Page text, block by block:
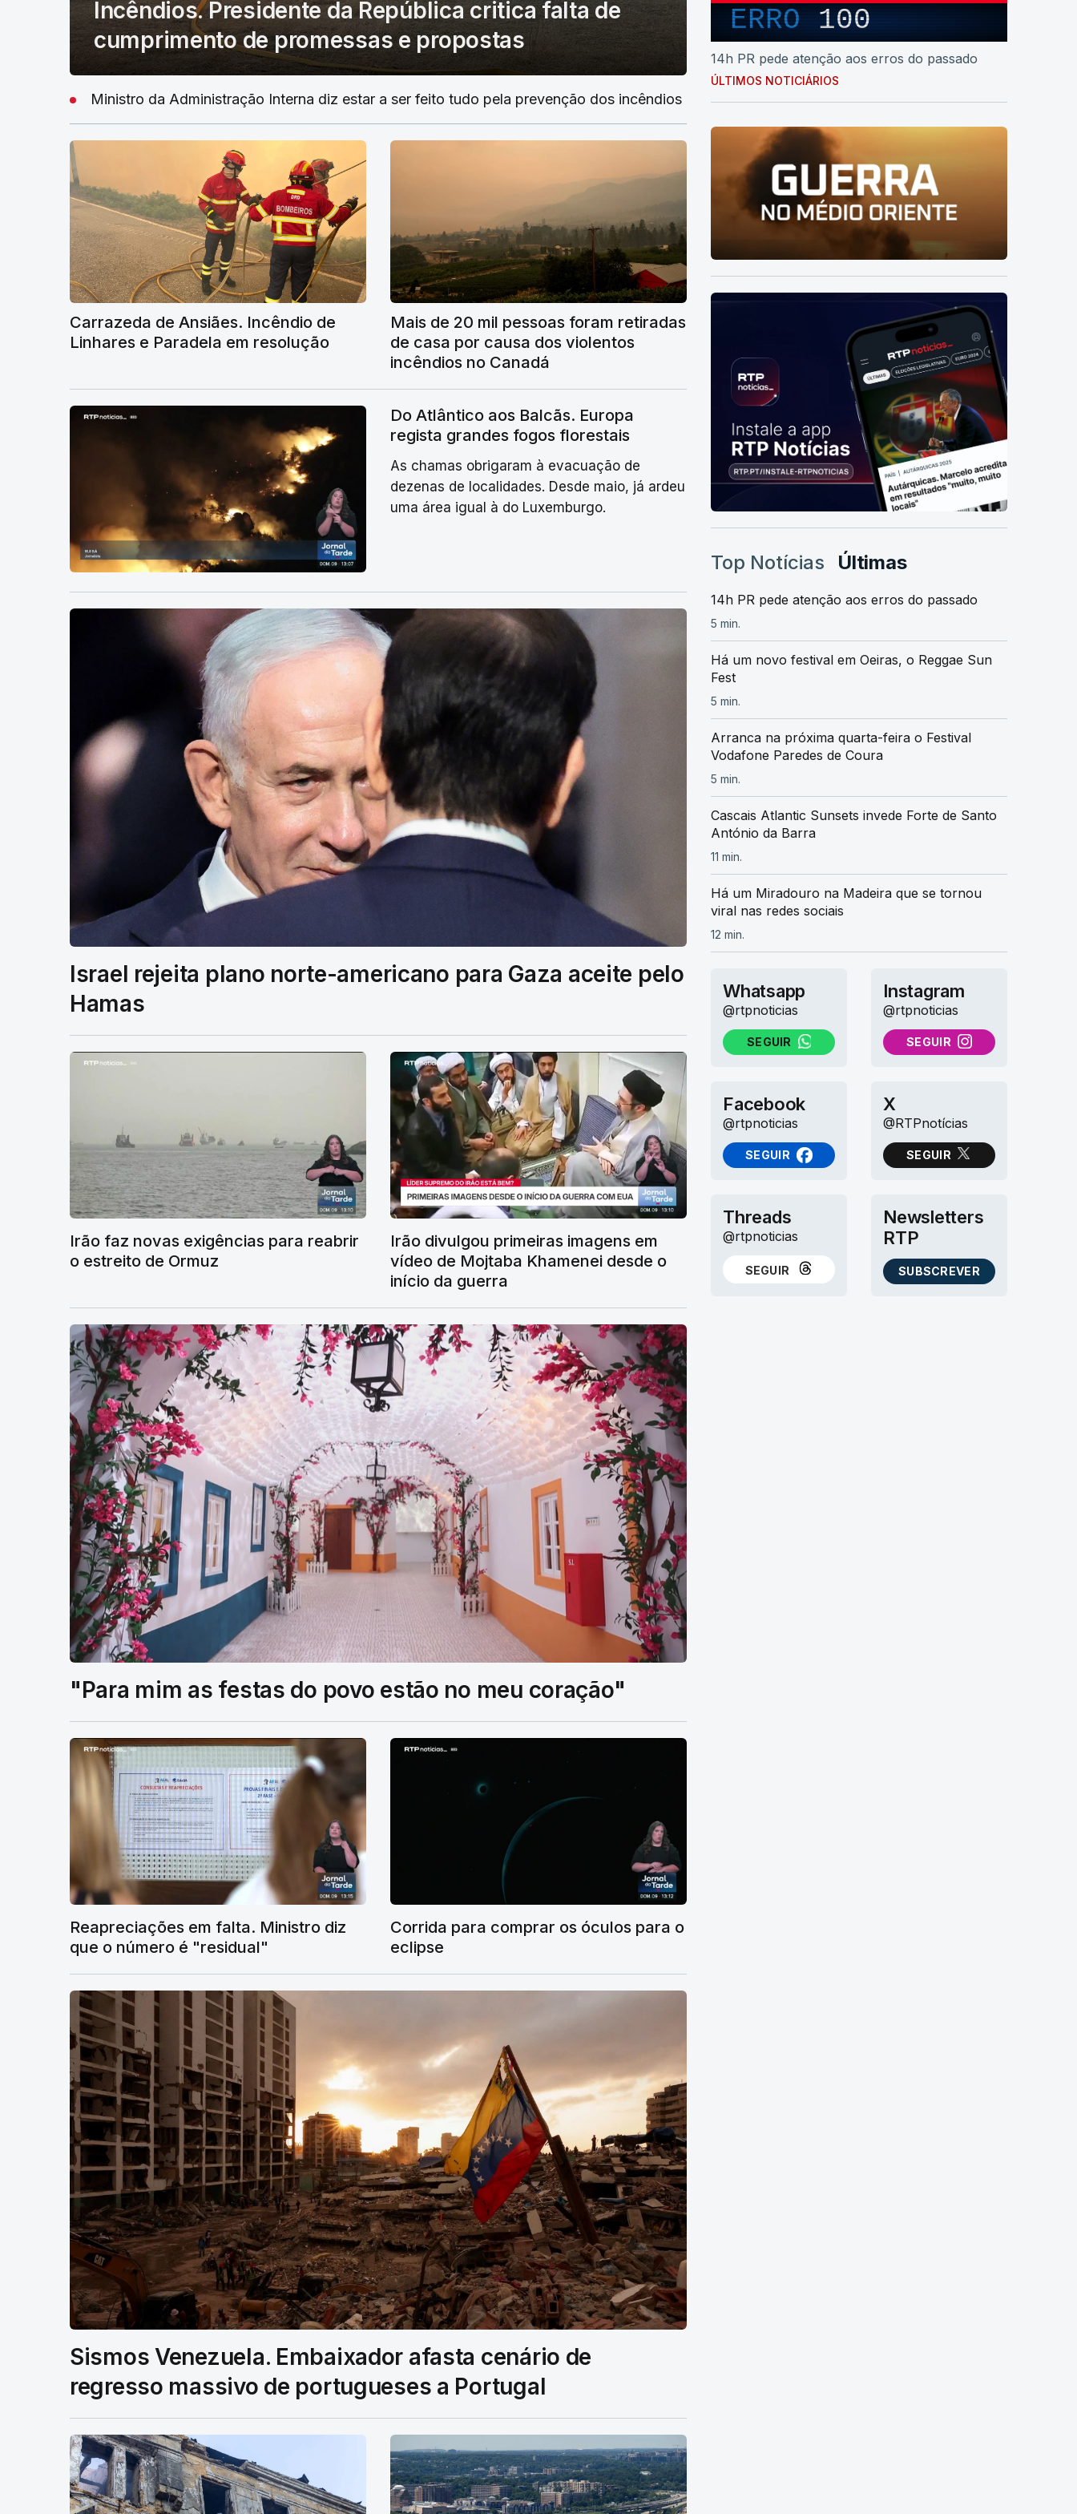
Incêndios. Presidente da República critica falta de
cumprimento de promessas e propostas
Ministro da Administração Interna diz estar a ser feito tudo pela prevenção dos incêndios
Carrazeda de Ansiães. Incêndio de
Linhares e Paradela em resolução
Mais de 20 mil pessoas foram retiradas
de casa por causa dos violentos
incêndios no Canadá
Do Atlântico aos Balcãs. Europa
regista grandes fogos florestais
As chamas obrigaram à evacuação de
dezenas de localidades. Desde maio, já ardeu
uma área igual à do Luxemburgo.
Israel rejeita plano norte-americano para Gaza aceite pelo
Hamas
Irão faz novas exigências para reabrir
o estreito de Ormuz
Irão divulgou primeiras imagens em
vídeo de Mojtaba Khamenei desde o
início da guerra
"Para mim as festas do povo estão no meu coração"
Reapreciações em falta. Ministro diz
que o número é "residual"
Corrida para comprar os óculos para o
eclipse
Sismos Venezuela. Embaixador afasta cenário de
regresso massivo de portugueses a Portugal
ERRO100
14h PR pede atenção aos erros do passado
ÚLTIMOS NOTICIÁRIOS
Top Notícias Últimas
14h PR pede atenção aos erros do passado
5 min.
Há um novo festival em Oeiras, o Reggae Sun
Fest
5 min.
Arranca na próxima quarta-feira o Festival
Vodafone Paredes de Coura
5 min.
Cascais Atlantic Sunsets invede Forte de Santo
António da Barra
11 min.
Há um Miradouro na Madeira que se tornou
viral nas redes sociais
12 min.
Whatsapp
@rtpnoticias
SEGUIR
NO WHATSAPP
Instagram
@rtpnoticias
SEGUIR
NO INSTAGRAM
Facebook
@rtpnoticias
SEGUIR
NO FACEBOOK
X
@RTPnotícias
SEGUIR
NO X (TWITTER)
Threads
@rtpnoticias
SEGUIR
NO THREADS
Newsletters
RTP
SUBSCREVER
AS NEWSLETTERS RTP